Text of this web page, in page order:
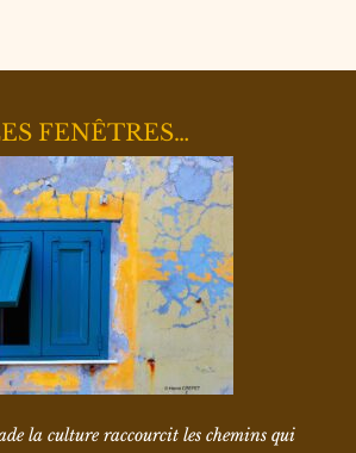
FENÊTRES…
la culture raccourcit les chemins qui